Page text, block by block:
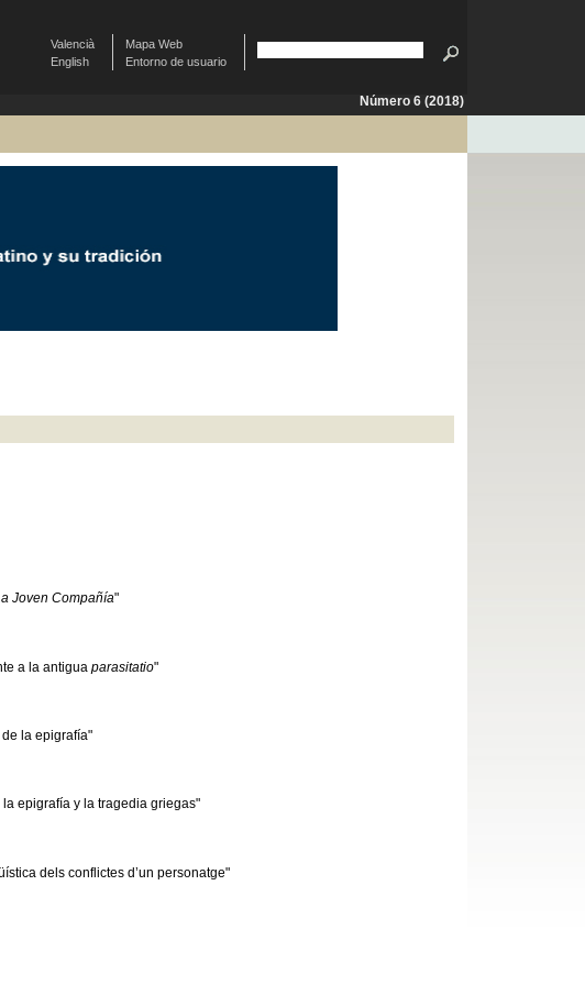
Mapa Web
Entorno de usuario
Valencià
English
Número 6 (2018)
Joven Compañía"
a la antigua parasitatio"
la epigrafía"
epigrafía y la tragedia griegas"
dels conflictes d’un personatge"